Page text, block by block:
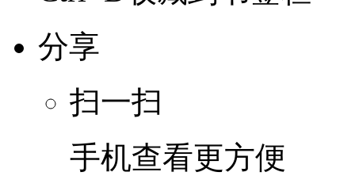
分享
扫一扫
手机查看更方便